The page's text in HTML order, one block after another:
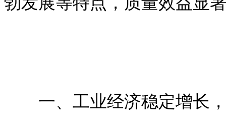
勃发展等特点，质量效益显
一、工业经济稳定增长，